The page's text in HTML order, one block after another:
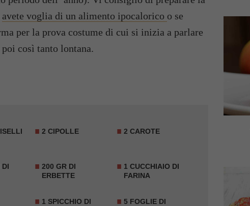
avete voglia di un alimento ipocalorico o se
per la prova costume di cui si inizia a parlare
così tanto lontana.
2 CIPOLLE 2 CAROTE
DI
200 GR DI
ERBETTE
1 CUCCHIAIO DI
FARINA
1 SPICCHIO DI
5 FOGLIE DI